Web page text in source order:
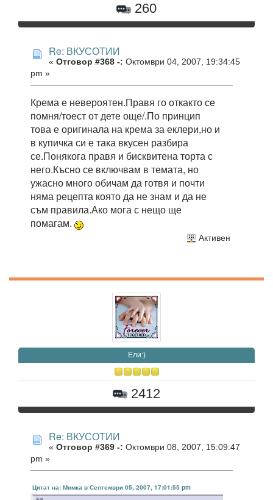
260
Re: ВКУСОТИИ
« Отговор #368 -: Октомври 04, 2007, 19:34:45
pm »
Крема е невероятен.Правя го откакто се
помня/тоест от дете още/.По принцип
това е оригинала на крема за еклери,но и
в купичка си е така вкусен разбира
се.Понякога правя и бисквитена торта с
него.Късно се включвам в темата, но
ужасно много обичам да готвя и почти
няма рецепта която да не знам и да не
съм правила.Ако мога с нещо ще
помагам.
Активен
Eли:)
2412
Re: ВКУСОТИИ
« Отговор #369 -: Октомври 08, 2007, 15:09:47
pm »
Цитат на: Мимка в Септември 05, 2007, 17:01:55 pm